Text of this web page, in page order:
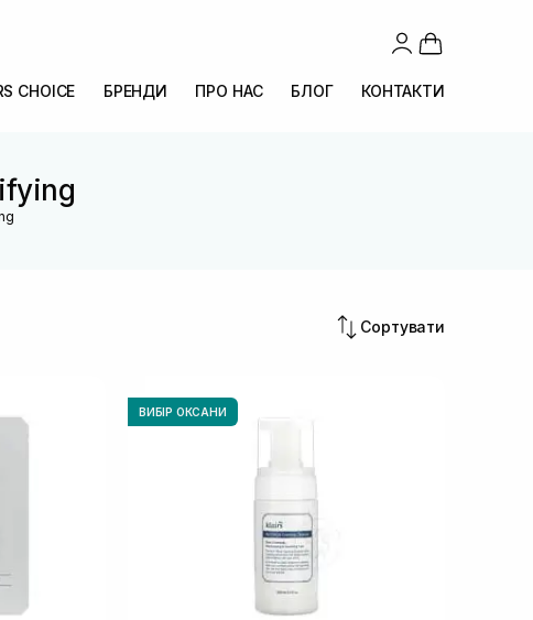
CHOICE БРЕНДИ ПРО НАС БЛОГ КОНТАКТИ
Сортувати
ВИБІР ОКСАНИ